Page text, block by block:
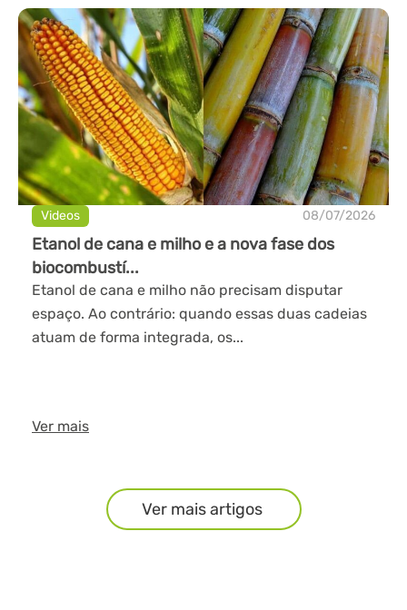
Videos 08/07/2026
Etanol de cana e milho e a nova fase dos
biocombustí...
Etanol de cana e milho não precisam disputar
espaço. Ao contrário: quando essas duas cadeias
atuam de forma integrada, os...
Ver mais
Ver mais artigos